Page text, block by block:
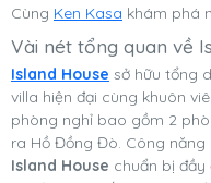
Cùng Ken Kasa khám phá
Vài nét tổng quan về
Island House sở hữu tổng
villa hiện đại cùng khuôn
phòng nghỉ bao gồm 2
ra Hồ Đồng Đò. Công năng
Island House chuẩn bị